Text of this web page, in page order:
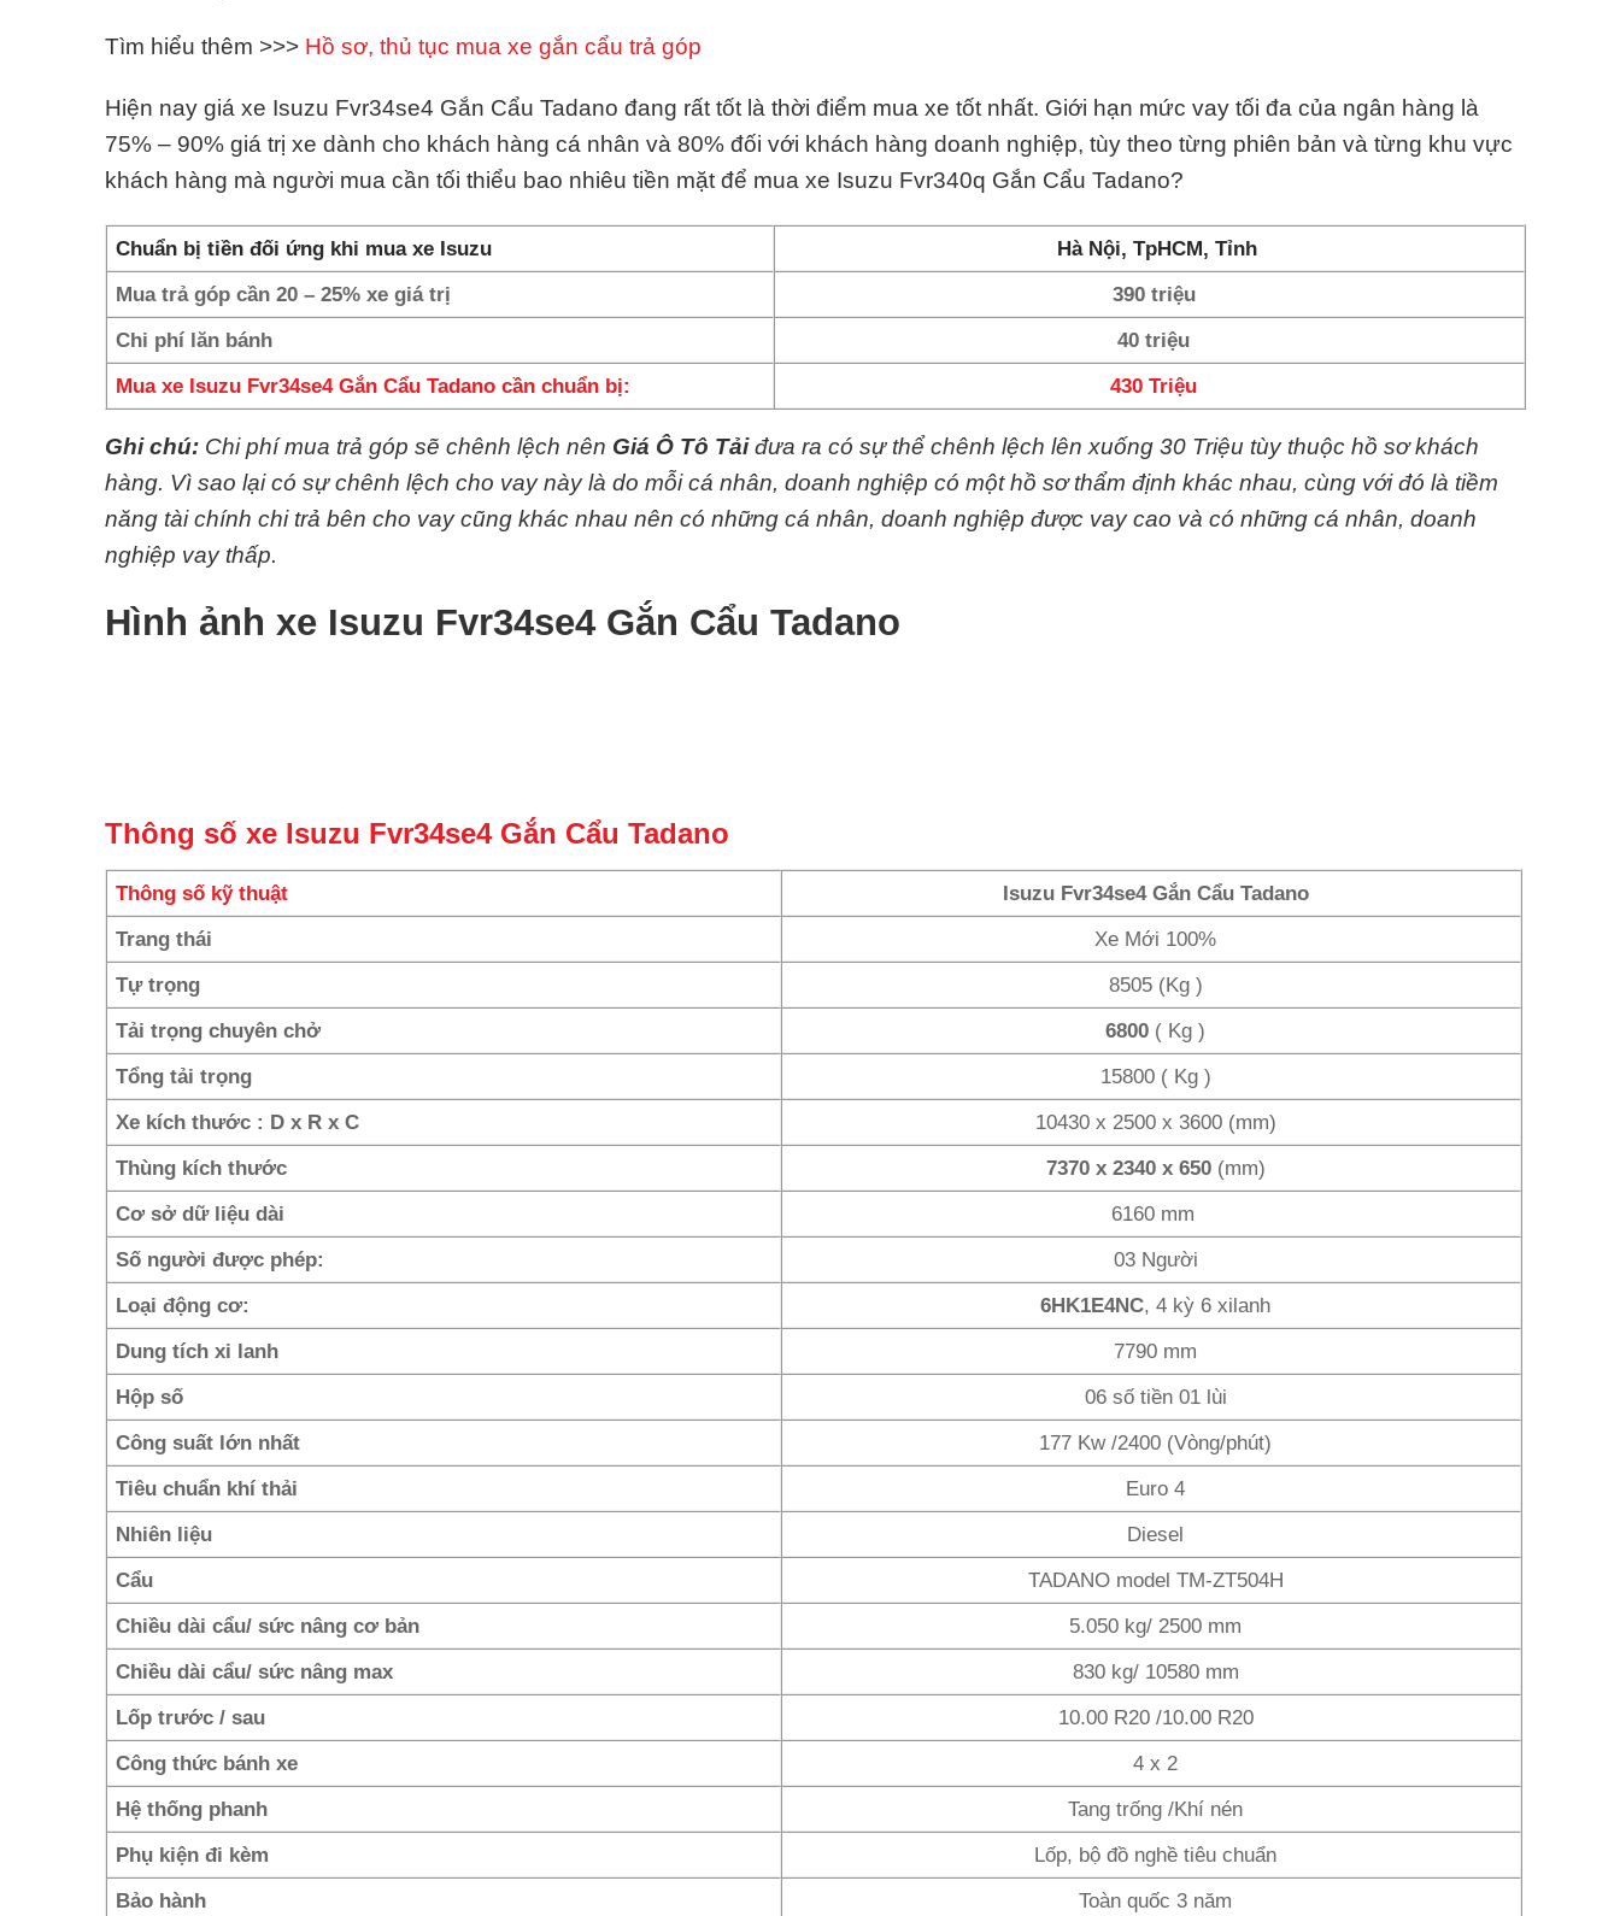
Tìm hiểu thêm >>> Hồ sơ, thủ tục mua xe gắn cẩu trả góp
Hiện nay giá xe Isuzu Fvr34se4 Gắn Cẩu Tadano đang rất tốt là thời điểm mua xe tốt nhất. Giới hạn mức vay tối đa của ngân hàng là
75% – 90% giá trị xe dành cho khách hàng cá nhân và 80% đối với khách hàng doanh nghiệp, tùy theo từng phiên bản và từng khu vực
khách hàng mà người mua cần tối thiểu bao nhiêu tiền mặt để mua xe Isuzu Fvr340q Gắn Cẩu Tadano?
Chuẩn bị tiền đối ứng khi mua xe Isuzu
Hà Nội, TpHCM, Tỉnh
Mua trả góp cần 20 – 25% xe giá trị
390 triệu
Chi phí lăn bánh
40 triệu
Mua xe Isuzu Fvr34se4 Gắn Cẩu Tadano cần chuẩn bị:
430 Triệu
Ghi chú: Chi phí mua trả góp sẽ chênh lệch nên Giá Ô Tô Tảiđưa ra có sự thể chênh lệch lên xuống 30 Triệu tùy thuộc hồ sơ khách
hàng. Vì sao lại có sự chênh lệch cho vay này là do mỗi cá nhân, doanh nghiệp có một hồ sơ thẩm định khác nhau, cùng với đó là tiềm
năng tài chính chi trả bên cho vay cũng khác nhau nên có những cá nhân, doanh nghiệp được vay cao và có những cá nhân, doanh
nghiệp vay thấp.
Hình ảnh xe Isuzu Fvr34se4 Gắn Cẩu Tadano
Thông số xe Isuzu Fvr34se4 Gắn Cẩu Tadano
Thông số kỹ thuật
Isuzu Fvr34se4 Gắn Cẩu Tadano
Trang thái
Xe Mới 100%
Tự trọng
8505 (Kg )
Tải trọng chuyên chở
6800 ( Kg )
Tổng tải trọng
15800 ( Kg )
Xe kích thước : D x R x C
10430 x 2500 x 3600 (mm)
Thùng kích thước
7370 x 2340 x 650 (mm)
Cơ sở dữ liệu dài
6160 mm
Số người được phép:
03 Người
Loại động cơ:
6HK1E4NC, 4 kỳ 6 xilanh
Dung tích xi lanh
7790 mm
Hộp số
06 số tiền 01 lùi
Công suất lớn nhất
177 Kw /2400 (Vòng/phút)
Tiêu chuẩn khí thải
Euro 4
Nhiên liệu
Diesel
Cẩu
TADANO model TM-ZT504H
Chiều dài cẩu/ sức nâng cơ bản
5.050 kg/ 2500 mm
Chiều dài cẩu/ sức nâng max
830 kg/ 10580 mm
Lốp trước / sau
10.00 R20 /10.00 R20
Công thức bánh xe
4 x 2
Hệ thống phanh
Tang trống /Khí nén
Phụ kiện đi kèm
Lốp, bộ đồ nghề tiêu chuẩn
Bảo hành
Toàn quốc 3 năm